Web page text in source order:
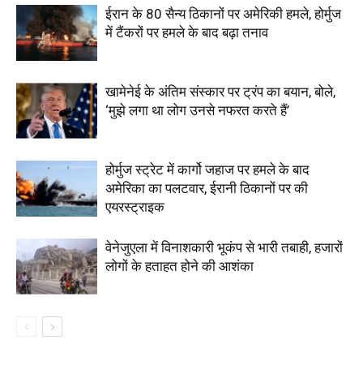
ईरान के 80 सैन्य ठिकानों पर अमेरिकी हमले, होर्मुज
में टैंकरों पर हमले के बाद बढ़ा तनाव
खामेनेई के अंतिम संस्कार पर ट्रंप का बयान, बोले,
‘मुझे लगा था लोग उनसे नफरत करते हैं’
होर्मुज स्ट्रेट में कार्गो जहाज पर हमले के बाद
अमेरिका का पलटवार, ईरानी ठिकानों पर की
एयरस्ट्राइक
वेनेजुएला में विनाशकारी भूकंप से भारी तबाही, हजारों
लोगों के हताहत होने की आशंका